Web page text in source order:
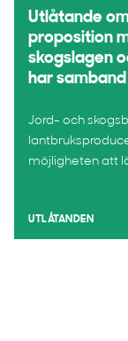
Utlåtande
proposition
skogslagen
har
Jord- och
möjligheten att
UTLÅTANDEN